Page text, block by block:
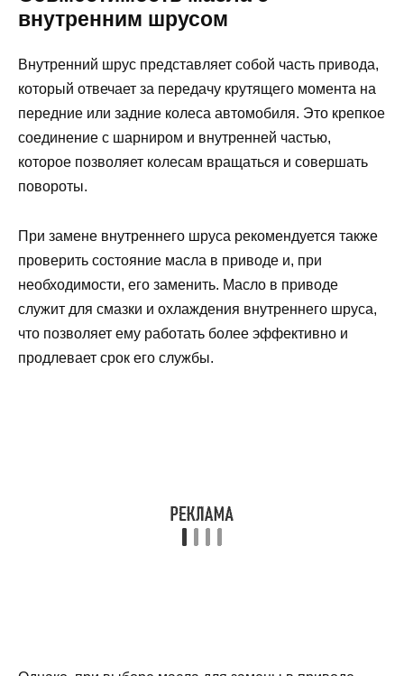
внутренним шрусом
Внутренний шрус представляет собой часть привода,
который отвечает за передачу крутящего момента на
передние или задние колеса автомобиля. Это крепкое
соединение с шарниром и внутренней частью,
которое позволяет колесам вращаться и совершать
повороты.
При замене внутреннего шруса рекомендуется также
проверить состояние масла в приводе и, при
необходимости, его заменить. Масло в приводе
служит для смазки и охлаждения внутреннего шруса,
что позволяет ему работать более эффективно и
продлевает срок его службы.